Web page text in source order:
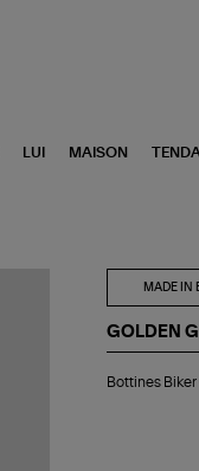
LUI MAISON
MADE IN
GOLDEN
Biker
Bottines